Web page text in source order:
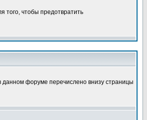
того, чтобы предотвратить
данном форуме перечислено внизу страницы